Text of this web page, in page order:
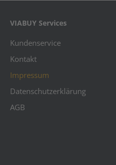
VIABUY Services
Kundenservice
Kontakt
Impressum
Datenschutzerklärung
AGB